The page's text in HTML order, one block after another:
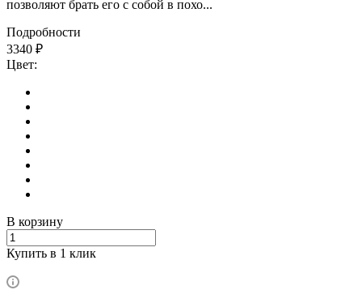
позволяют брать его с собой в похо...
Подробности
3340 ₽
Цвет:
В корзину
Купить в 1 клик